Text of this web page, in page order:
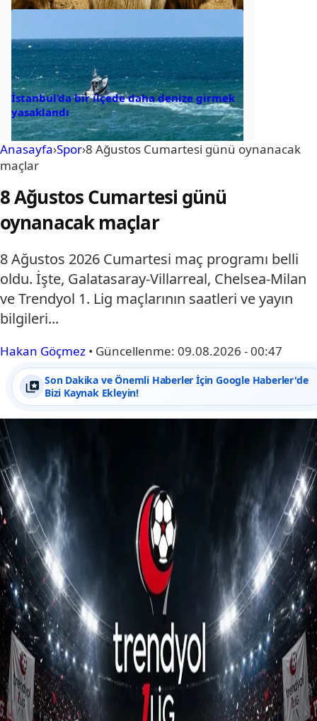
İstanbul’da bir ilçede daha denize girmek
yasaklandı
Anasayfa›Spor›8 Ağustos Cumartesi günü oynanacak
maçlar
8 Ağustos Cumartesi günü
oynanacak maçlar
8 Ağustos 2026 Cumartesi maç programı belli
oldu. İşte, Galatasaray-Villarreal, Chelsea-Milan
ve Trendyol 1. Lig maçlarının saatleri ve yayın
bilgileri...
Hakan Göçmez • Güncellenme: 09.08.2026 - 00:47
Son Dakika ve Önemli Haberler İçin Google Haberler'de
Bizi Kaynak Ekleyin!